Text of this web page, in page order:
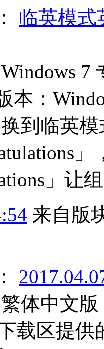
： 临英模式
7
本：
到临英
」
来自版
：
体中文版
载区提供